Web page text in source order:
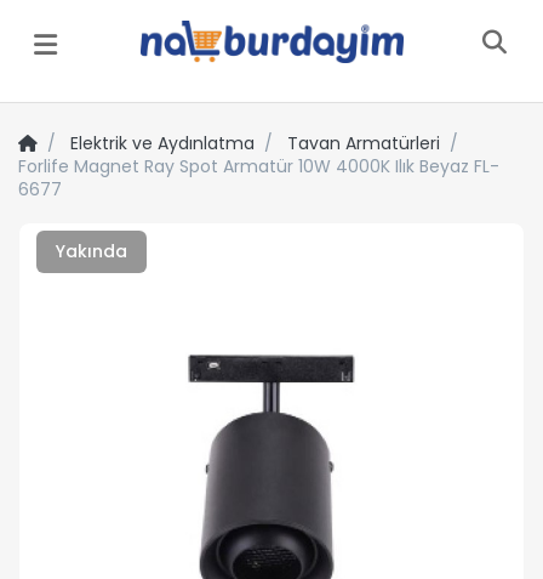
Menü
Elektrik ve Aydınlatma
Tavan Armatürleri
Forlife Magnet Ray Spot Armatür 10W 4000K Ilık Beyaz FL-
6677
Yakında